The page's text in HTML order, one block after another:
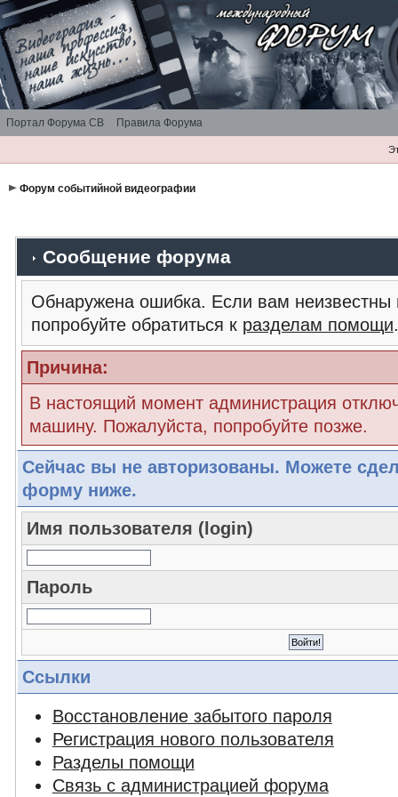
Портал Форума СВ Правила Форума
Форум событийной видеографии
Сообщение форума
Обнаружена ошибка. Если вам
попробуйте обратиться к разделам помощи.
Причина:
В настоящий момент администрация
машину. Пожалуйста, попробуйте позже.
Сейчас вы не авторизованы. Можете
форму ниже.
Имя пользователя (login)
Пароль
Ссылки
Восстановление забытого пароля
Регистрация нового пользователя
Разделы помощи
Связь с администрацией форума